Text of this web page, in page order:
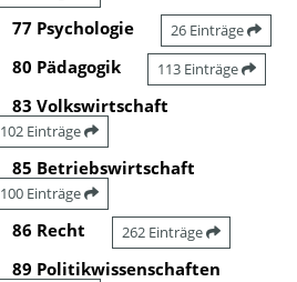
77 Psychologie 26 Einträge
80 Pädagogik 113 Einträge
83 Volkswirtschaft
102 Einträge
85 Betriebswirtschaft
100 Einträge
86 Recht 262 Einträge
89 Politikwissenschaften